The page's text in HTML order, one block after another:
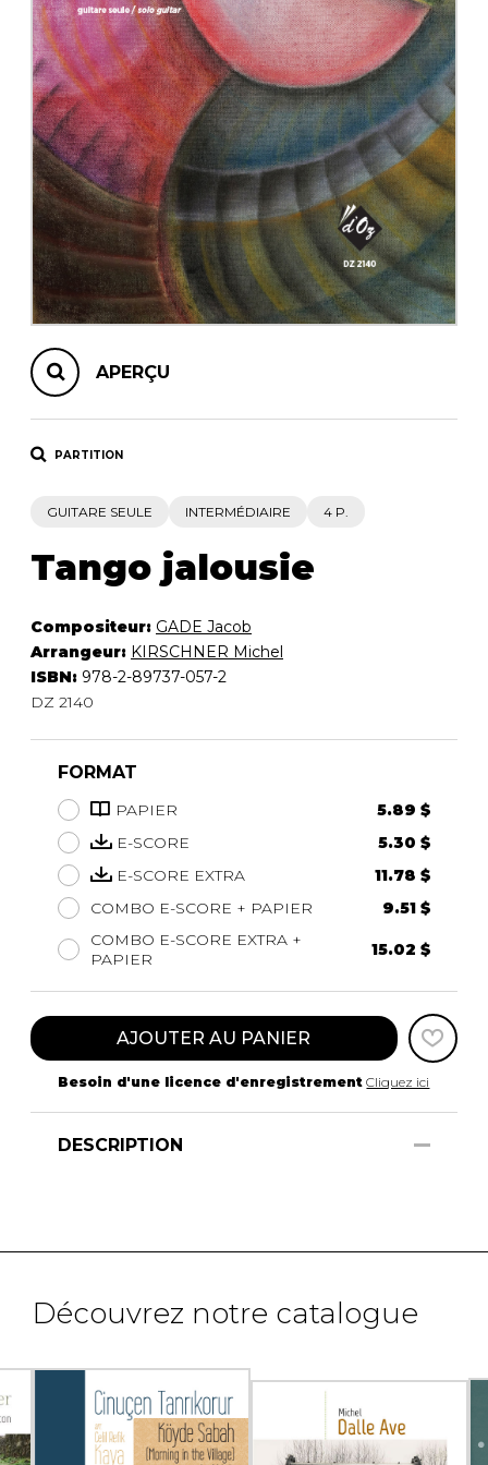
AUTRES PRODUITS
APERÇU
PARTITION
GUITARE SEULE INTERMÉDIAIRE 4 P.
Tango jalousie
Compositeur: GADE Jacob
Arrangeur: KIRSCHNER Michel
ISBN: 978-2-89737-057-2
DZ 2140
FORMAT
PAPIER
5.89 $
E-SCORE
5.30 $
E-SCORE EXTRA
11.78 $
COMBO E-SCORE + PAPIER
9.51 $
COMBO E-SCORE EXTRA +
PAPIER
15.02 $
AJOUTER AU PANIER
Besoin d'une licence d'enregistrement Cliquez ici
DESCRIPTION
Découvrez notre catalogue